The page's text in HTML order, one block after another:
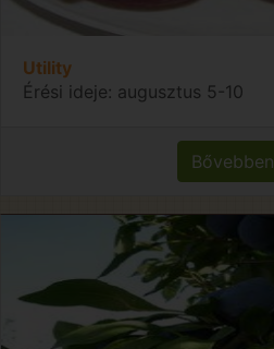
Utility
Érési ideje: augusztus 5-10
Bővebben